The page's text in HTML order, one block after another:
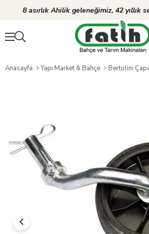
8 asırlık Ahilik geleneğimiz, 42 yıllık
Anasayfa Yapı Market & Bahçe Bertolini